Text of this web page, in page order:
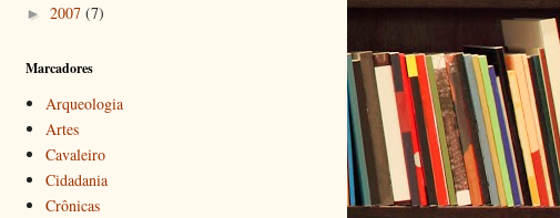
► 2007 (7)
Marcadores
Arqueologia
Artes
Cavaleiro
Cidadania
Crônicas